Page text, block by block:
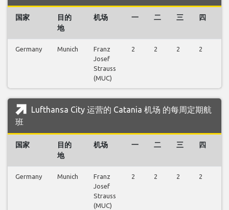
国家
目的
地
机场 一 二 三 四
Germany Munich
Franz
Josef
Strauss
(MUC)
2 2 2 2
Lufthansa City 运营的 Catania 机场 的每周定期航
班
国家
目的
地
机场 一 二 三 四
Germany Munich
Franz
Josef
Strauss
(MUC)
2 2 2 2